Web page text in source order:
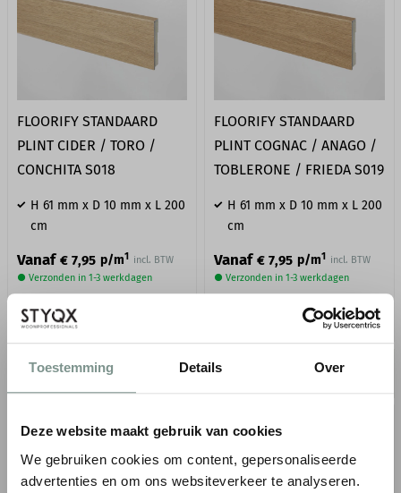
Toestemming Details Over
Deze website maakt gebruik van cookies
We gebruiken cookies om content, gepersonaliseerde
advertenties en om ons websiteverkeer te analyseren.
FLOORIFY STANDAARD
PLINT CIDER / TORO /
CONCHITA S018
H 61 mm x D 10 mm x L 200
cm
Vanaf € 7,95 p/m1 incl. BTW
● Verzonden in 1-3 werkdagen
FLOORIFY STANDAARD
PLINT COGNAC / ANAGO /
TOBLERONE / FRIEDA S019
H 61 mm x D 10 mm x L 200
cm
Vanaf € 7,95 p/m1 incl. BTW
● Verzonden in 1-3 werkdagen
BESTELLEN
verzending in NL & BE*